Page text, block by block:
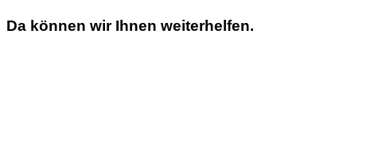
Da können wir Ihnen weiterhelfen.